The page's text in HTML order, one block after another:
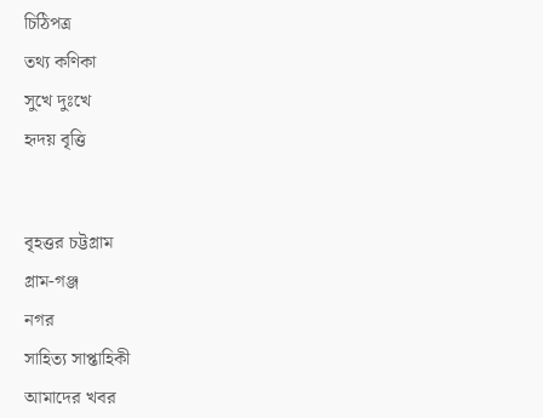
চিঠিপত্র
তথ্য কণিকা
সুখে দুঃখে
হৃদয় বৃত্তি
বৃহত্তর চট্টগ্রাম
গ্রাম-গঞ্জ
নগর
সাহিত্য সাপ্তাহিকী
আমাদের খবর